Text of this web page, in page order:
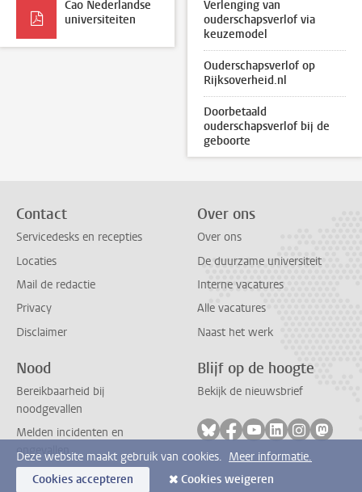
Cao Nederlandse
universiteiten
Verlenging van
ouderschapsverlof via
keuzemodel
Ouderschapsverlof op
Rijksoverheid.nl
Doorbetaald
ouderschapsverlof bij de
geboorte
Contact
Servicedesks en recepties
Locaties
Mail de redactie
Privacy
Disclaimer
Over ons
Over ons
De duurzame universiteit
Interne vacatures
Alle vacatures
Naast het werk
Nood
Bereikbaarheid bij
noodgevallen
Melden incidenten en
ongevallen
Blijf op de hoogte
Bekijk de nieuwsbrief
Volg ons op bluesky
Volg ons op facebook
Volg ons op
Volg ons op
Volg ons
Volg
Deze website maakt gebruik van cookies. Meer informatie.
Cookies accepteren
Cookies weigeren